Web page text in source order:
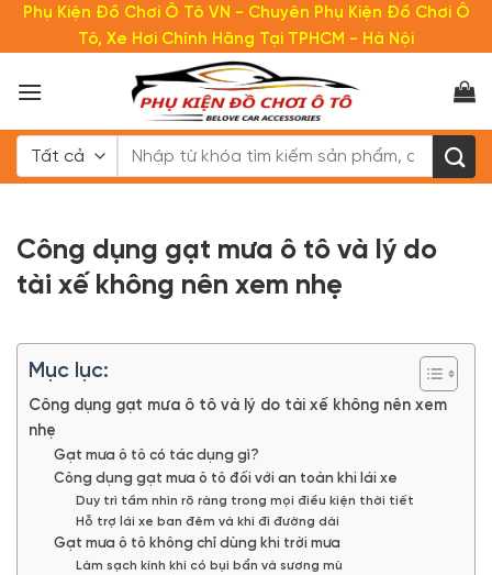
dung
Phụ Kiện Đồ Chơi Ô Tô VN - Chuyên Phụ Kiện Đồ Chơi Ô
Tô, Xe Hơi Chính Hãng Tại TPHCM - Hà Nội
Tìm
kiếm:
Công dụng gạt mưa ô tô và lý do
tài xế không nên xem nhẹ
Mục lục:
Công dụng gạt mưa ô tô và lý do tài xế không nên xem
nhẹ
Gạt mưa ô tô có tác dụng gì?
Công dụng gạt mưa ô tô đối với an toàn khi lái xe
Duy trì tầm nhìn rõ ràng trong mọi điều kiện thời tiết
Hỗ trợ lái xe ban đêm và khi đi đường dài
Gạt mưa ô tô không chỉ dùng khi trời mưa
Làm sạch kính khi có bụi bẩn và sương mù